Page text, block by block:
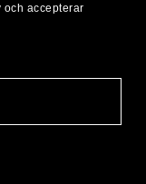
och accepterar